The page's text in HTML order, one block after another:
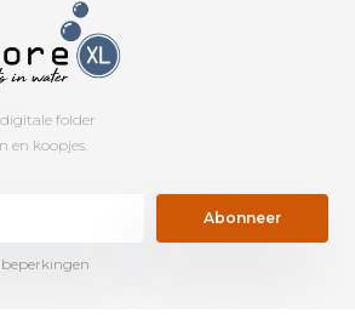
folder
en koopjes.
Abonneer
beperkingen